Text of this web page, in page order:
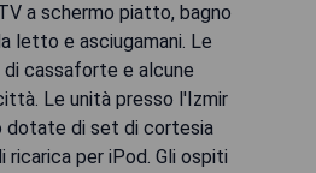
a schermo piatto, bagno
letto e asciugamani. Le
cassaforte e alcune
Le unità presso l'Izmir
dotate di set di cortesia
per iPod. Gli ospiti